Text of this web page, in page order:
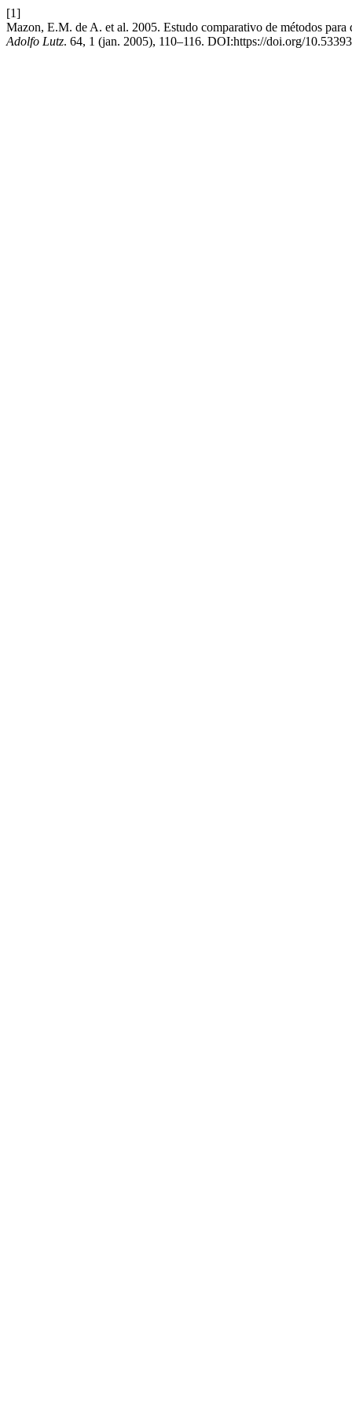
[1]
Mazon, E.M. de A. et al. 2005. Estudo comparativo de métodos
Adolfo Lutz. 64, 1 (jan. 2005), 110–116. DOI:https://doi.org/